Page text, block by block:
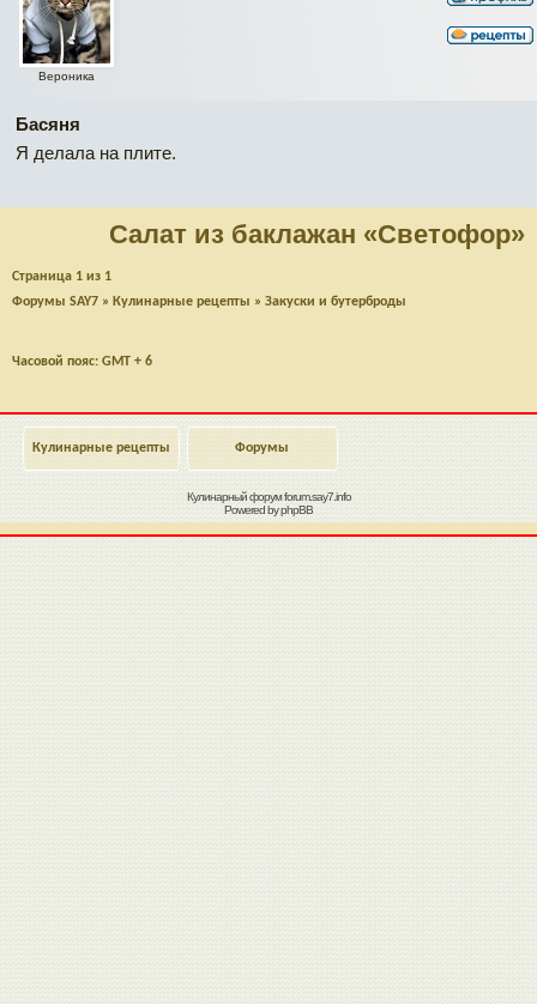
Вероника
Басяня
Я делала на плите.
Салат из баклажан «Светофор»
Страница 1 из 1
Форумы SAY7 » Кулинарные рецепты » Закуски и бутерброды
Часовой пояс: GMT + 6
Кулинарные рецепты Форумы
Кулинарный форумforum.say7.info
Powered byphpBB